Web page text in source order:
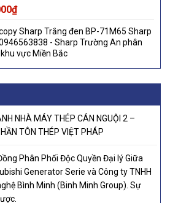
₫
Sharp Trắng đen BP-71M65 Sharp
- Sharp Trường An phân
vực Miền Bắc
NHÀ MÁY THÉP CÁN NGUỘI 2 –
TÔN THÉP VIỆT PHÁP
Phân Phối Độc Quyền Đại lý Giữa
Generator Serie và Công ty TNHH
Bình Minh (Binh Minh Group). Sự